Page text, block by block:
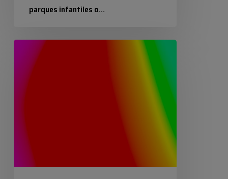
parques infantiles o…
Industrias Químicas Iris
Colores
fluorescentes
RAL:
máxima
energía